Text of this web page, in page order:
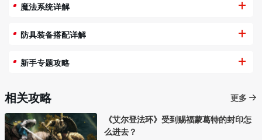
魔法系统详解
防具装备搭配详解
新手专题攻略
相关攻略
更多
《艾尔登法环》受到赐福蒙葛特的封印怎
么进去？